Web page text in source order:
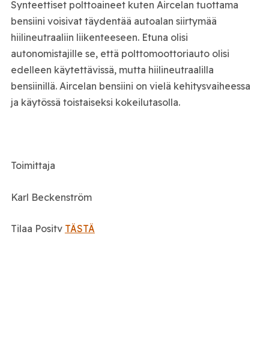
Synteettiset polttoaineet kuten Aircelan tuottama
bensiini voisivat täydentää autoalan siirtymää
hiilineutraaliin liikenteeseen. Etuna olisi
autonomistajille se, että polttomoottoriauto olisi
edelleen käytettävissä, mutta hiilineutraalilla
bensiinillä. Aircelan bensiini on vielä kehitysvaiheessa
ja käytössä toistaiseksi kokeilutasolla.
Toimittaja
Karl Beckenström
Tilaa Positv TÄSTÄ